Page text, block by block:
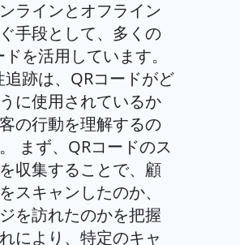
ラインとオフライン
手段として、多くの
を活用しています。
追跡は、QRコードがど
に使用されているか
の行動を理解するの
まず、QRコードのス
収集することで、顧
スキャンしたのか、
を訪れたのかを把握
により、特定のキャ